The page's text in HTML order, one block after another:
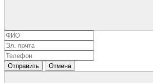
Отправить Отмена